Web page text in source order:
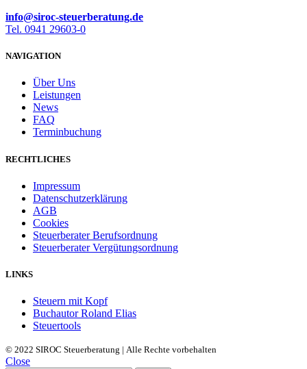
info@siroc-steuerberatung.de
Tel. 0941 29603-0
NAVIGATION
Über Uns
Leistungen
News
FAQ
Terminbuchung
RECHTLICHES
Impressum
Datenschutzerklärung
AGB
Cookies
Steuerberater Berufsordnung
Steuerberater Vergütungsordnung
LINKS
Steuern mit Kopf
Buchautor Roland Elias
Steuertools
© 2022 SIROC Steuerberatung | Alle Rechte vorbehalten
Close